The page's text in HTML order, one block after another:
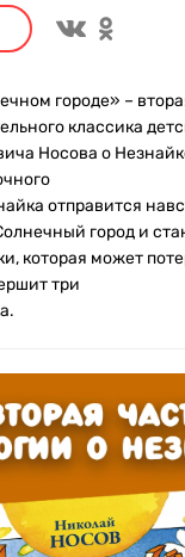
городе» –
классика
Носова о
отправится
город и
которая может
три